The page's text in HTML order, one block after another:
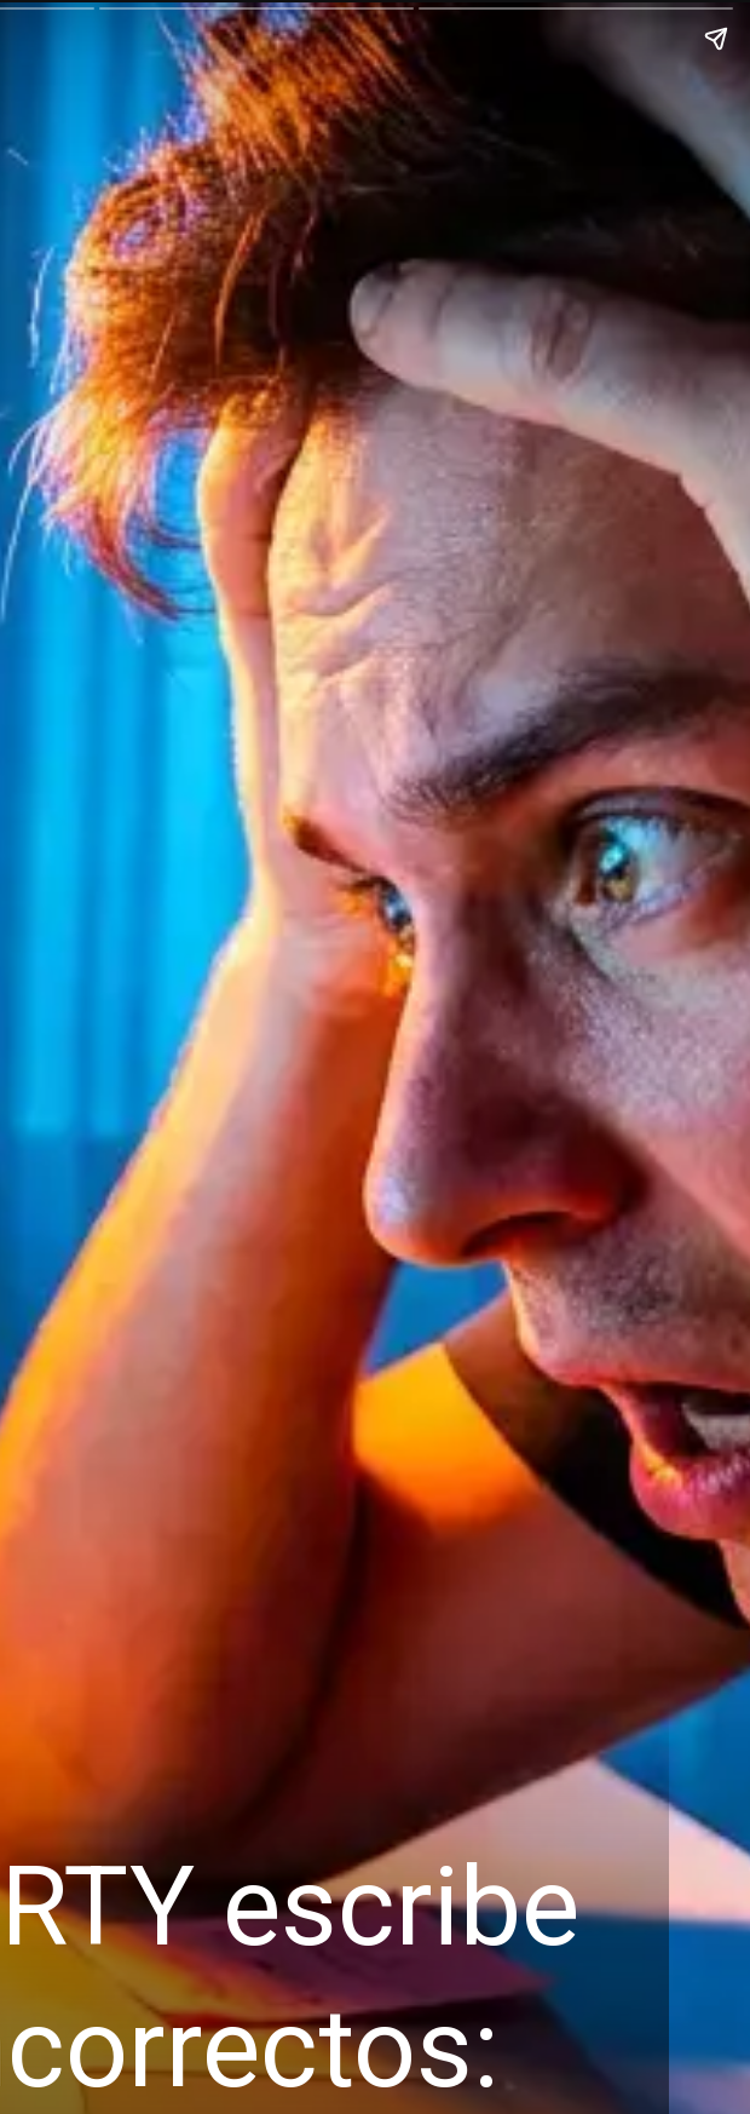
escribe